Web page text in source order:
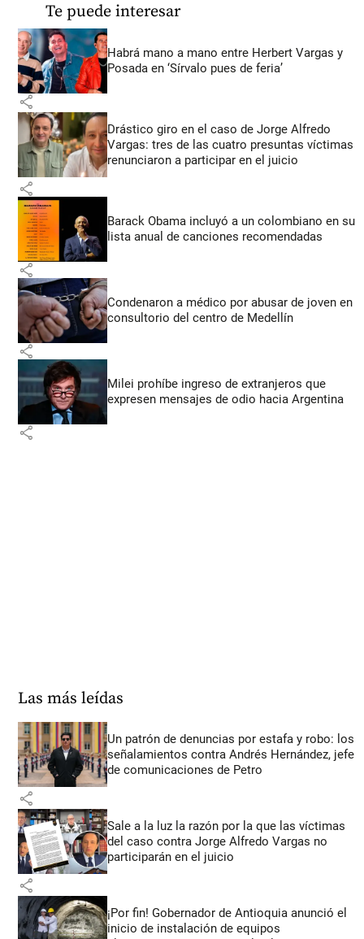
Te puede interesar
Habrá mano a mano entre Herbert Vargas y
Posada en ‘Sírvalo pues de feria’
share
Drástico giro en el caso de Jorge Alfredo
Vargas: tres de las cuatro presuntas víctimas
renunciaron a participar en el juicio
share
Barack Obama incluyó a un colombiano en su
lista anual de canciones recomendadas
share
Condenaron a médico por abusar de joven en
consultorio del centro de Medellín
share
Milei prohíbe ingreso de extranjeros que
expresen mensajes de odio hacia Argentina
share
Las más leídas
Un patrón de denuncias por estafa y robo: los
señalamientos contra Andrés Hernández, jefe
de comunicaciones de Petro
share
Sale a la luz la razón por la que las víctimas
del caso contra Jorge Alfredo Vargas no
participarán en el juicio
share
¡Por fin! Gobernador de Antioquia anunció el
inicio de instalación de equipos